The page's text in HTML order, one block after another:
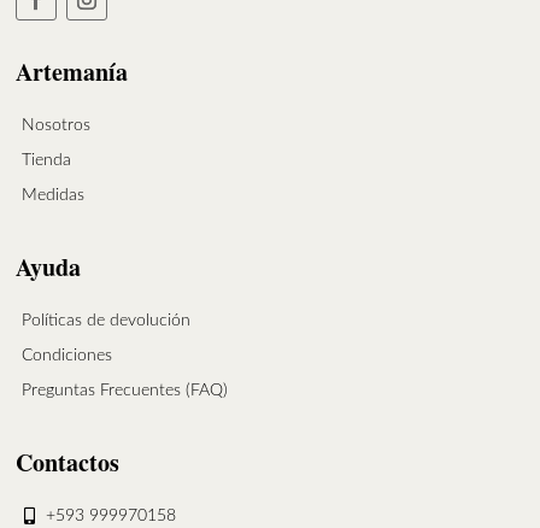
Artemanía
Nosotros
Tienda
Medidas
Ayuda
Políticas de devolución
Condiciones
Preguntas Frecuentes (FAQ)
Contactos
+593 999970158